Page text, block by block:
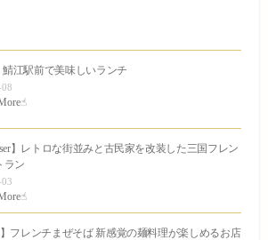
鯖江駅前で美味しいランチ
】レトロな街並みと古民家を改装した三国フレン
ラン
】フレンチまぜそば 新感覚の麺料理が楽しめるお店